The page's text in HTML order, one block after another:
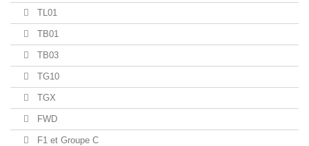
TL01
TB01
TB03
TG10
TGX
FWD
F1 et Groupe C